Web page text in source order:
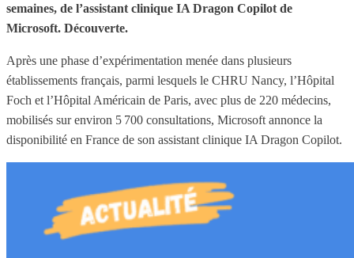
semaines, de l’assistant clinique IA Dragon Copilot de
Microsoft. Découverte.
Après une phase d’expérimentation menée dans plusieurs
établissements français, parmi lesquels le CHRU Nancy, l’Hôpital
Foch et l’Hôpital Américain de Paris, avec plus de 220 médecins,
mobilisés sur environ 5 700 consultations, Microsoft annonce la
disponibilité en France de son assistant clinique IA Dragon Copilot.